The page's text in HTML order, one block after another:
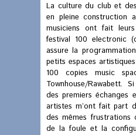
La culture du club et
en pleine construction
musiciens ont fait
festival 100 electronic
assure la
petits espaces
100 copies music
Townhouse/Rawabett.
des premiers échanges
artistes m’ont fait part
des mêmes frustrations
de la foule et la